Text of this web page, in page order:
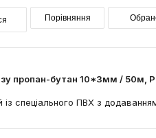
Порівняння
пропан-бутан 10*3мм / 50м,
із спеціального ПВХ з